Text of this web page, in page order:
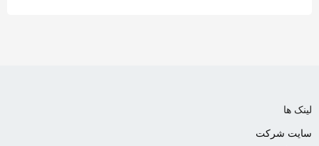
ها
شرکت